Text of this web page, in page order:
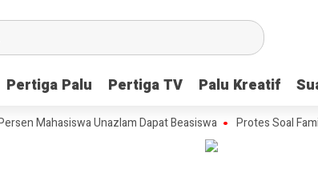
Pertiga Palu Pertiga TV Palu Kreatif
Pertiga Palu Pertiga TV Palu Kreatif
Mahasiswa Unazlam Dapat Beasiswa Protes Soal Family